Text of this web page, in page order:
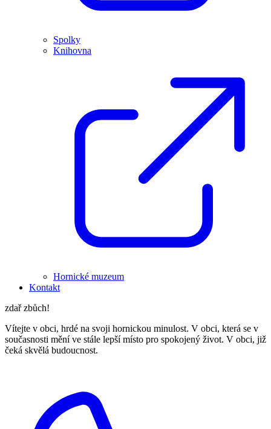
Spolky
Knihovna
Hornické muzeum
Kontakt
zdař zbůch!
Vítejte v obci, hrdé na svoji hornickou minulost. V obci, která se v
současnosti mění ve stále lepší místo pro spokojený život. V obci, již
čeká skvělá budoucnost.